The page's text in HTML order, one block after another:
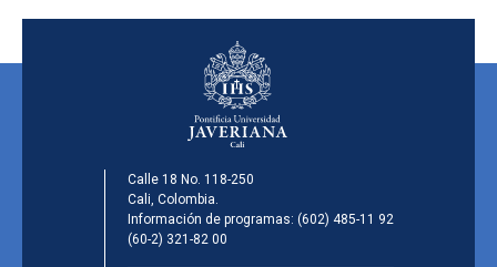
Calle 18 No. 118-250
Cali, Colombia.
Información de programas: (602) 485-11 92
(60-2) 321-82 00